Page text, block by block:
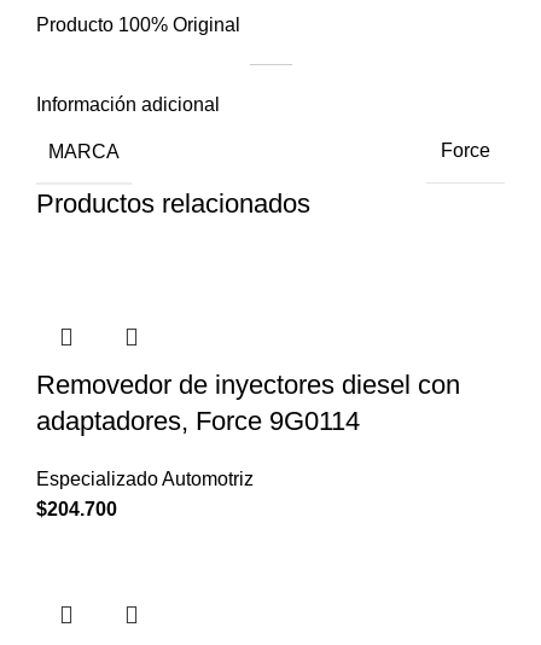
Producto 100% Original
Información adicional
MARCA Force
Productos relacionados
Removedor de inyectores diesel con
adaptadores, Force 9G0114
Especializado Automotriz
$204.700